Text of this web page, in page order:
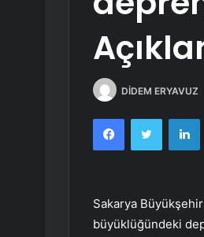
DİDEM ERYAVUZ
FacebookTwitter
Sakarya
büyüklüğündeki